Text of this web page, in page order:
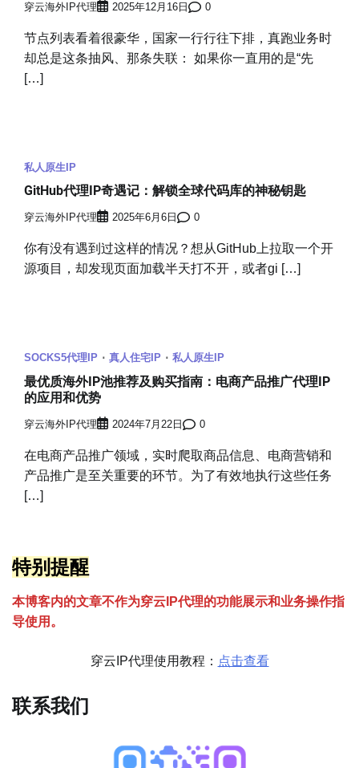
穿云海外IP代理 2025年12月16日 0
节点列表看着很豪华，国家一行行往下排，真跑业务时
却总是这条抽风、那条失联： 如果你一直用的是“先
[…]
私人原生IP
GitHub代理IP奇遇记：解锁全球代码库的神秘钥匙
穿云海外IP代理 2025年6月6日 0
你有没有遇到过这样的情况？想从GitHub上拉取一个开
源项目，却发现页面加载半天打不开，或者gi […]
SOCKS5代理IP 真人住宅IP 私人原生IP
最优质海外IP池推荐及购买指南：电商产品推广代理IP
的应用和优势
穿云海外IP代理 2024年7月22日 0
在电商产品推广领域，实时爬取商品信息、电商营销和
产品推广是至关重要的环节。为了有效地执行这些任务
[…]
特别提醒
本博客内的文章不作为穿云 P代理的功能展示和业务操作指
导使用。
穿云IP代理使用教程： 点击查看
联系我们